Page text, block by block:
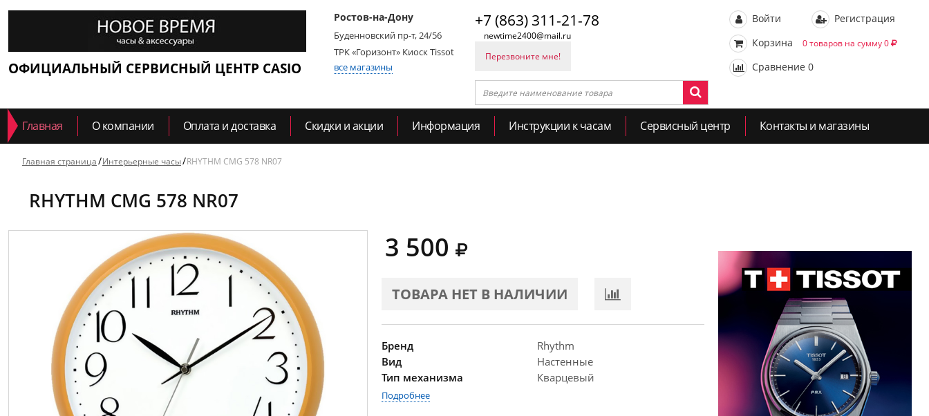
ОФИЦИАЛЬНЫЙ СЕРВИСНЫЙ ЦЕНТР CASIO
Ростов-на-Дону
Буденновский пр-т, 24/56
ТРК «Горизонт» Киоск Tissot
все магазины
+7 (863) 311-21-78
newtime2400@mail.ru
Перезвоните мне!
Войти
Регистрация
Корзина
0 товаров на сумму 0
Сравнение 0
Главная О компании Оплата и доставка Скидки и акции Информация Инструкции к часам Сервисный центр Контакты и магазины
Главная страница Интерьерные часы RHYTHM CMG 578 NR07
RHYTHM CMG 578 NR07
3 500
ТОВАРА НЕТ В НАЛИЧИИ
Бренд
Rhythm
Вид
Настенные
Тип механизма
Кварцевый
Подробнее